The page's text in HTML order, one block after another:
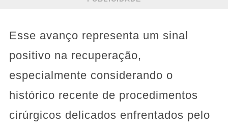
Esse avanço representa um sinal
positivo na recuperação,
especialmente considerando o
histórico recente de procedimentos
cirúrgicos delicados enfrentados pelo